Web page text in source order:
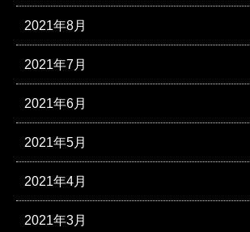
2021年8月
2021年7月
2021年6月
2021年5月
2021年4月
2021年3月